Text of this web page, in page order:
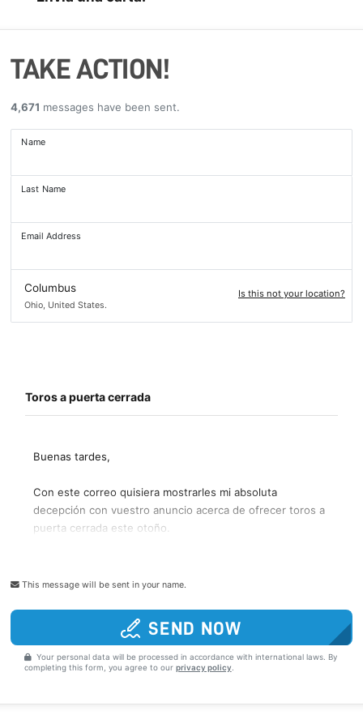
TAKE ACTION!
4,671 messages have been sent.
Name
Last Name
Email Address
Columbus
Ohio, United States.
Is this not your location?
This message will be sent in your name.
SEND NOW
Your personal data will be processed in accordance with international laws. By
completing this form, you agree to our privacy policy.